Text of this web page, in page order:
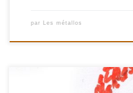
par Les métallos